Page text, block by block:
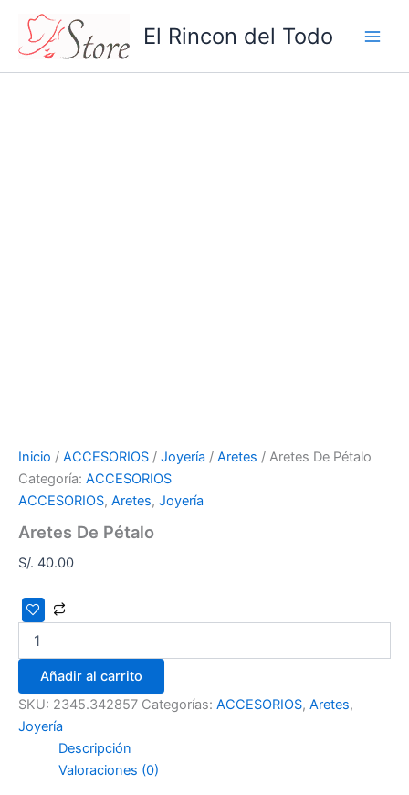
contenido
El Rincon del Todo
Inicio / ACCESORIOS / Joyería / Aretes / Aretes De Pétalo
Categoría: ACCESORIOS
ACCESORIOS, Aretes, Joyería
Aretes De Pétalo
S/. 40.00
De
Pétalo
cantidad
Añadir al carrito
SKU: 2345.342857 Categorías: ACCESORIOS, Aretes,
Joyería
Descripción
Valoraciones (0)